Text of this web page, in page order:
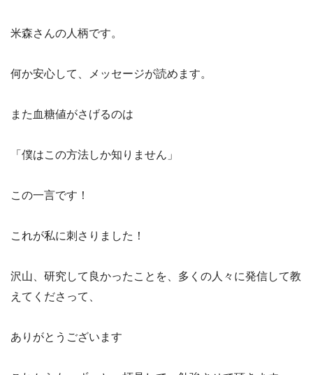
米森さんの人柄です。
何か安心して、メッセージが読めます。
また血糖値がさげるのは
「僕はこの方法しか知りません」
この一言です！
これが私に刺さりました！
沢山、研究して良かったことを、多くの人々に発信して教
えてくださって、
ありがとうございます